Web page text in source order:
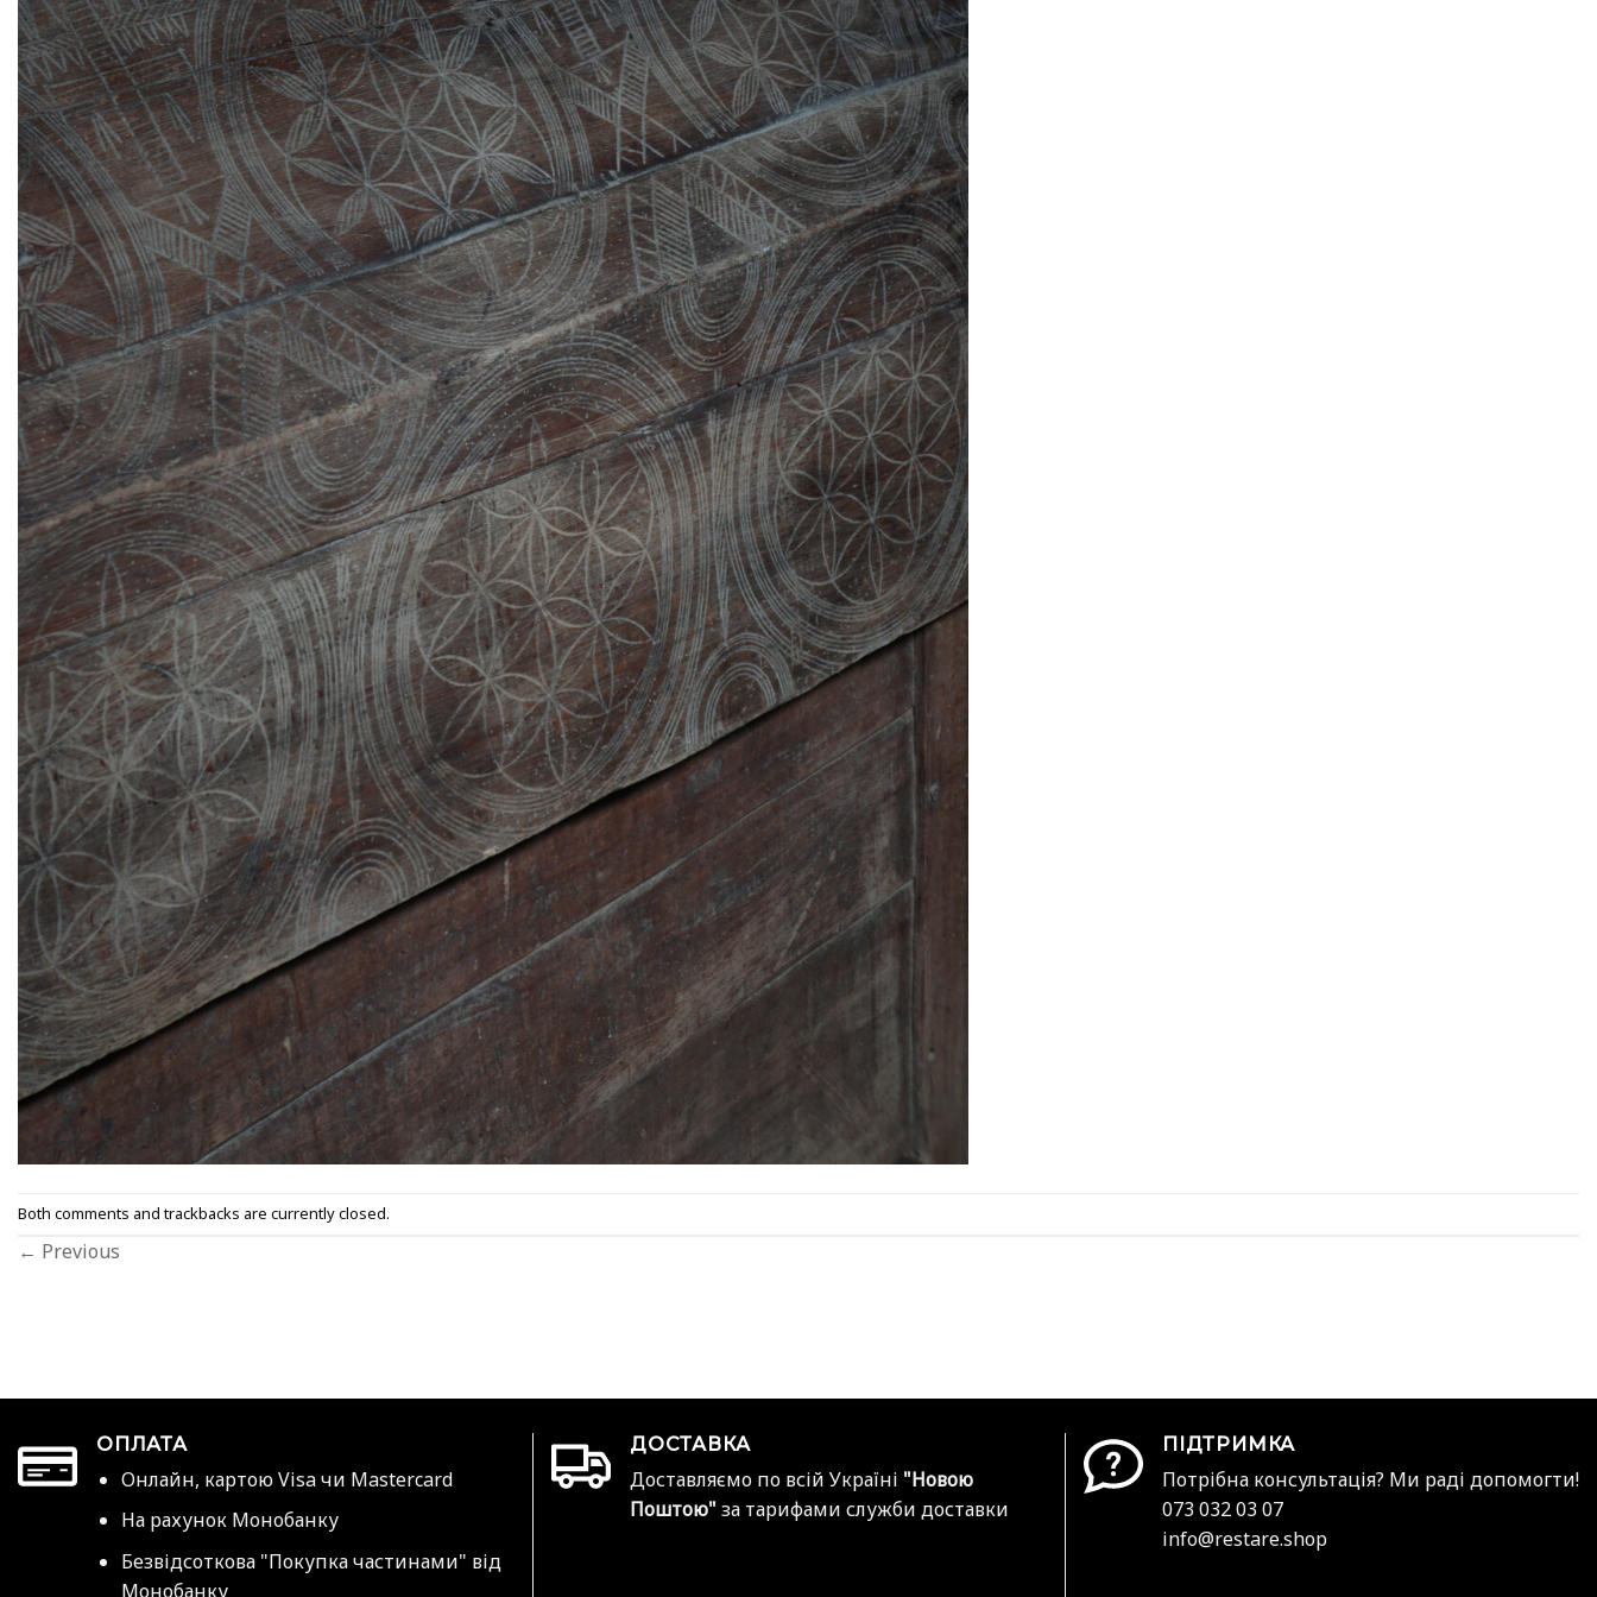
Both comments and trackbacks are currently closed.
← Previous
ОПЛАТА
Онлайн, картою Visa чи Mastercard
На рахунок Монобанку
Безвідсоткова "Покупка частинами" від
Монобанку
ДОСТАВКА
Доставляємо по всій Україні "Новою
Поштою" за тарифами служби доставки
ПІДТРИМКА
Потрібна консультація? Ми раді допомогти!
073 032 03 07
info@restare.shop